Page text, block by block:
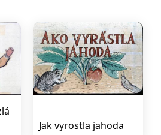
Jak vyrostla jahoda